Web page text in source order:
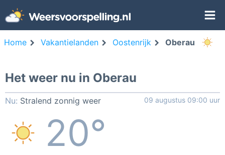
Home Vakantielanden Oostenrijk Oberau
Het weer nu in Oberau
Nu: Stralend zonnig weer 09 augustus 09:00 uur
20°